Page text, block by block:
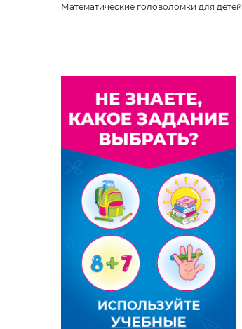
Математические головоломки для детей